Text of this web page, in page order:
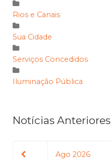
Rios e Canais
Sua Cidade
Serviços Concedidos
Iluminação Pública
Notícias Anteriores
Ago 2026